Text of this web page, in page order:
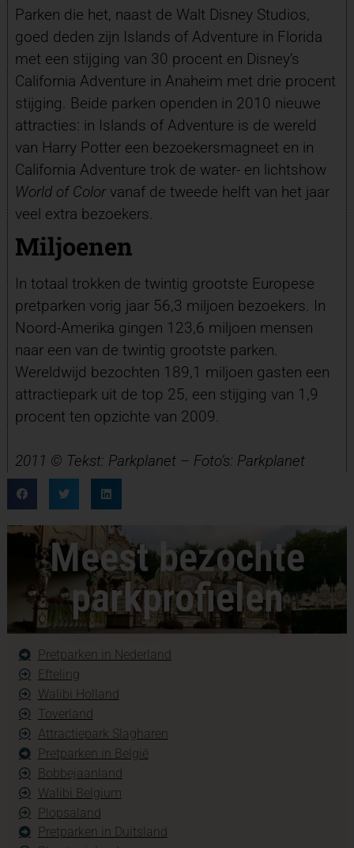
Parken die het, naast de Walt Disney Studios,
goed deden zijn Islands of Adventure in Florida
met een stijging van 30 procent en Disney’s
California Adventure in Anaheim met drie procent
stijging. Beide parken openden in 2010 nieuwe
attracties: in Islands of Adventure is de wereld
van Harry Potter een bezoekersmagneet en in
California Adventure trok de water- en lichtshow
World of Colorvanaf de tweede helft van het jaar
veel extra bezoekers.
Miljoenen
In totaal trokken de twintig grootste Europese
pretparken vorig jaar 56,3 miljoen bezoekers. In
Noord-Amerika gingen 123,6 miljoen mensen
naar een van de twintig grootste parken.
Wereldwijd bezochten 189,1 miljoen gasten een
attractiepark uit de top 25, een stijging van 1,9
procent ten opzichte van 2009.
2011 © Tekst: Parkplanet – Foto’s: Parkplanet
Meest bezochte
parkprofielen
Pretparken in Nederland
Efteling
Walibi Holland
Toverland
Attractiepark Slagharen
Pretparken in België
Bobbejaanland
Walibi Belgium
Plopsaland
Pretparken in Duitsland